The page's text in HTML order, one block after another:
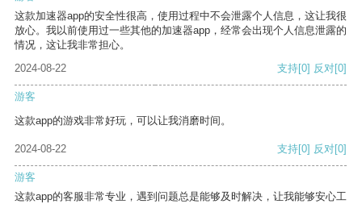
这款加速器app的安全性很高，使用过程中不会泄露个人信息，这让我很
放心。我以前使用过一些其他的加速器app，经常会出现个人信息泄露的
情况，这让我非常担心。
2024-08-22
支持[0] 反对[0]
游客
这款app的游戏非常好玩，可以让我消磨时间。
2024-08-22 支持[0] 反对[0]
游客
这款app的客服非常专业，遇到问题总是能够及时解决，让我能够安心工